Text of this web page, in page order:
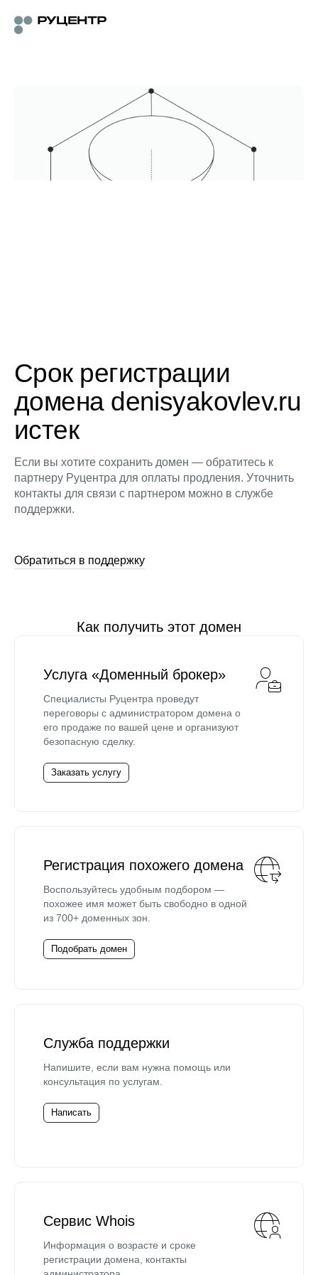
Срок регистрации
домена denisyakovlev.ru
истек
Если вы хотите сохранить домен — обратитесь к
партнеру Руцентра для оплаты продления. Уточнить
контакты для связи с партнером можно в службе
поддержки.
Обратиться в поддержку
Как получить этот домен
Услуга «Доменный брокер»
Специалисты Руцентра проведут
переговоры с администратором домена о
его продаже по вашей цене и организуют
безопасную сделку.
Заказать услугу
Регистрация похожего домена
Воспользуйтесь удобным подбором —
похожее имя может быть свободно в одной
из 700+ доменных зон.
Подобрать домен
Служба поддержки
Напишите, если вам нужна помощь или
консультация по услугам.
Написать
Сервис Whois
Информация о возрасте и сроке
регистрации домена, контакты